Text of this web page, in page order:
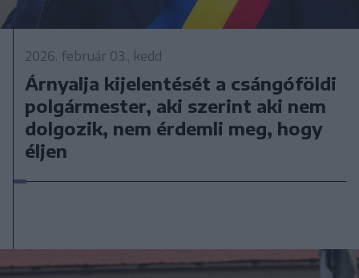
2026. február 03., kedd
Árnyalja kijelentését a csángóföldi
polgármester, aki szerint aki nem
dolgozik, nem érdemli meg, hogy
éljen